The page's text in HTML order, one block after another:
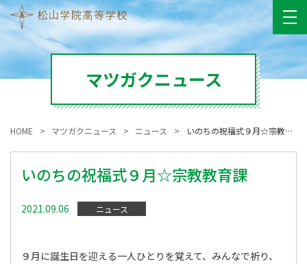
マツガクニュース
HOME マツガクニュース ニュース いのちの祝福式９月☆宗教教育課
いのちの祝福式９月☆宗教教育課
2021.09.06 ニュース
９月に誕生日を迎える一人ひとりを覚えて、みんなで祈り、